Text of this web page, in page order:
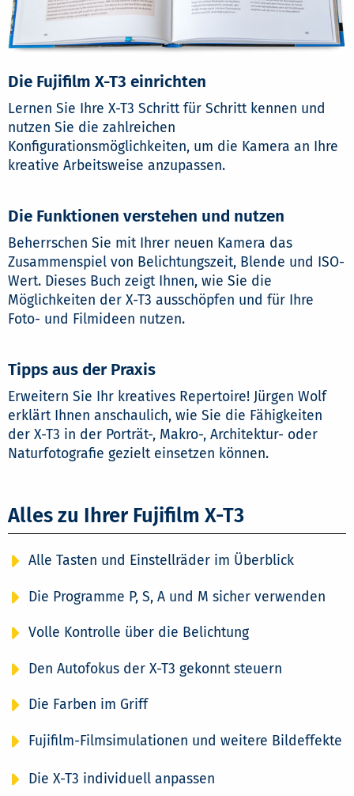
Die Fujifilm X-T3 einrichten
Lernen Sie Ihre X-T3 Schritt für Schritt kennen und
nutzen Sie die zahlreichen
Konfigurationsmöglichkeiten, um die Kamera an Ihre
kreative Arbeitsweise anzupassen.
Die Funktionen verstehen und nutzen
Beherrschen Sie mit Ihrer neuen Kamera das
Zusammenspiel von Belichtungszeit, Blende und ISO-
Wert. Dieses Buch zeigt Ihnen, wie Sie die
Möglichkeiten der X-T3 ausschöpfen und für Ihre
Foto- und Filmideen nutzen.
Tipps aus der Praxis
Erweitern Sie Ihr kreatives Repertoire! Jürgen Wolf
erklärt Ihnen anschaulich, wie Sie die Fähigkeiten
der X-T3 in der Porträt-, Makro-, Architektur- oder
Naturfotografie gezielt einsetzen können.
Alles zu Ihrer Fujifilm X-T3
Alle Tasten und Einstellräder im Überblick
Die Programme P, S, A und M sicher verwenden
Volle Kontrolle über die Belichtung
Den Autofokus der X-T3 gekonnt steuern
Die Farben im Griff
Fujifilm-Filmsimulationen und weitere Bildeffekte
Die X-T3 individuell anpassen